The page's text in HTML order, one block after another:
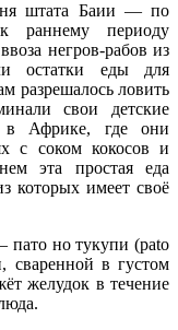
штата Баии — по
раннему периоду
негров-рабов из
остатки еды для
разрешалось ловить
свои детские
в Африке, где они
с соком кокосов и
эта простая еда
которых имеет своё
но тукупи (pato
сваренной в густом
желудок в течение